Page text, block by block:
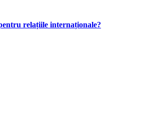
relațiile internaționale?